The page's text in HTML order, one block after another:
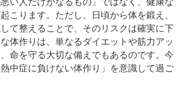
こります。ただし、日頃から体を鍛え、
て整えることで、そのリスクは確実に下
体作りは、単なるダイエットや筋力アッ
命を守る大切な備えでもあるのです。今
中症に負けない体作り」を意識して過ご